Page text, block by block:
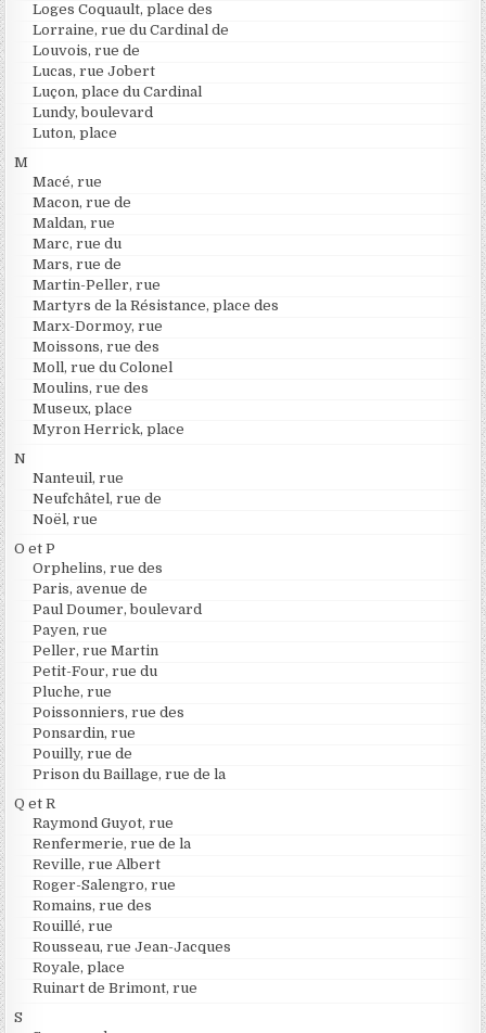
Loges Coquault, place des
Lorraine, rue du Cardinal de
Louvois, rue de
Lucas, rue Jobert
Luçon, place du Cardinal
Lundy, boulevard
Luton, place
M
Macé, rue
Macon, rue de
Maldan, rue
Marc, rue du
Mars, rue de
Martin-Peller, rue
Martyrs de la Résistance, place des
Marx-Dormoy, rue
Moissons, rue des
Moll, rue du Colonel
Moulins, rue des
Museux, place
Myron Herrick, place
N
Nanteuil, rue
Neufchâtel, rue de
Noël, rue
O et P
Orphelins, rue des
Paris, avenue de
Paul Doumer, boulevard
Payen, rue
Peller, rue Martin
Petit-Four, rue du
Pluche, rue
Poissonniers, rue des
Ponsardin, rue
Pouilly, rue de
Prison du Baillage, rue de la
Q et R
Raymond Guyot, rue
Renfermerie, rue de la
Reville, rue Albert
Roger-Salengro, rue
Romains, rue des
Rouillé, rue
Rousseau, rue Jean-Jacques
Royale, place
Ruinart de Brimont, rue
S